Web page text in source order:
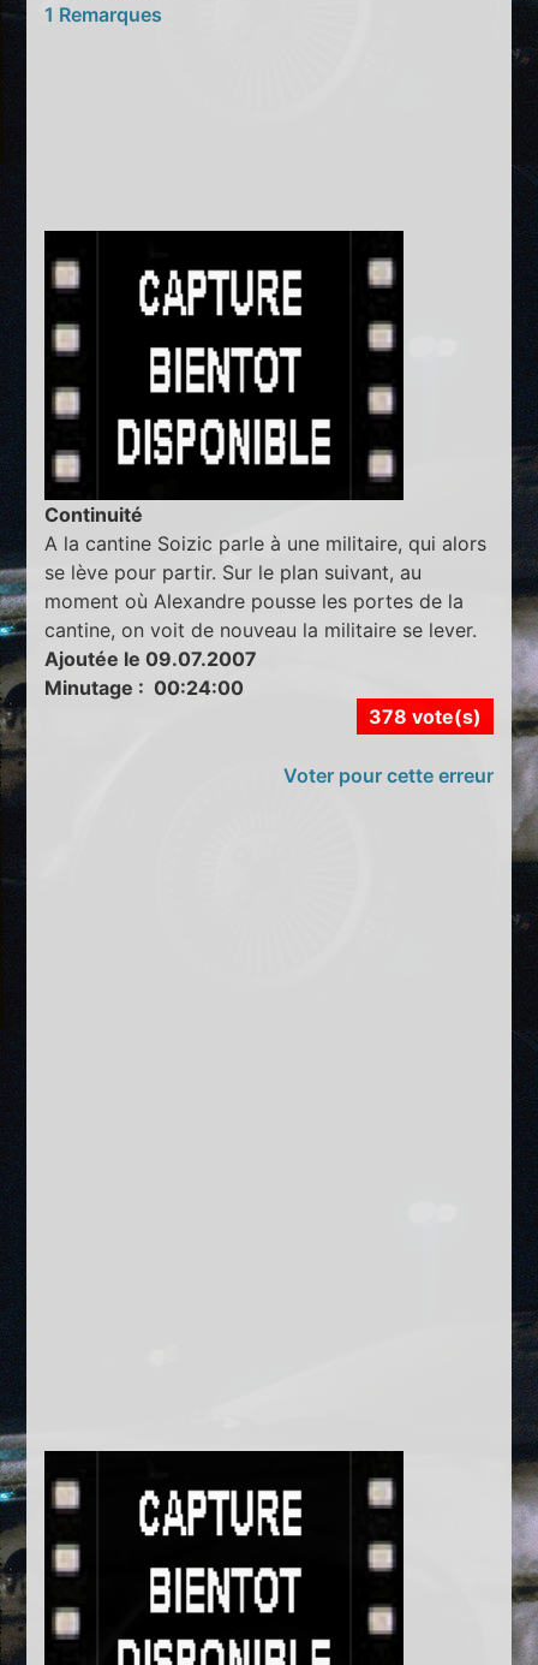
1 Remarques
Continuité
A la cantine Soizic parle à une militaire, qui alors
se lève pour partir. Sur le plan suivant, au
moment où Alexandre pousse les portes de la
cantine, on voit de nouveau la militaire se lever.
Ajoutée le 09.07.2007
Minutage : 00:24:00
378 vote(s)
Voter pour cette erreur